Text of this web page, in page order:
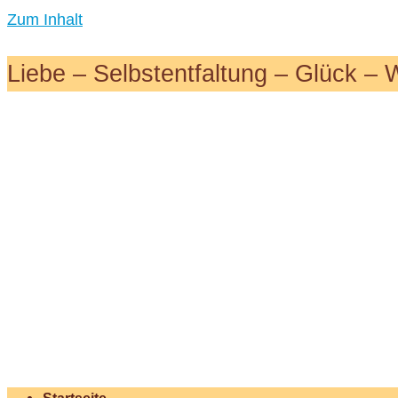
Zum Inhalt
Liebe – Selbstentfaltung – Glück –